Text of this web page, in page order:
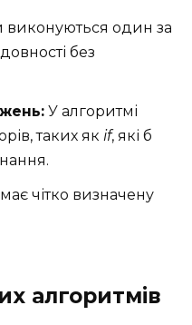
виконуються один за
без
У алгоритмі
таких як if, які б
чітко визначену
алгоритмів